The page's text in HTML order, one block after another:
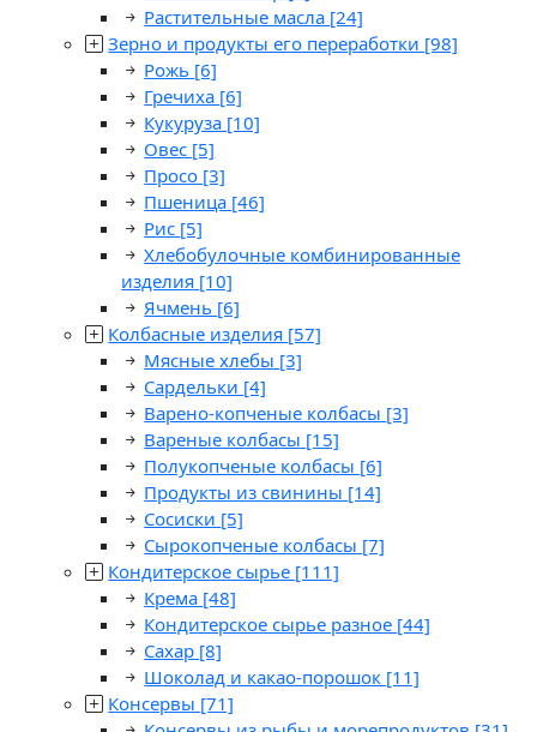
Растительные масла [24]
Зерно и продукты его переработки [98]
Рожь [6]
Гречиха [6]
Кукуруза [10]
Овес [5]
Просо [3]
Пшеница [46]
Рис [5]
Хлебобулочные комбинированные
изделия [10]
Ячмень [6]
Колбасные изделия [57]
Мясные хлебы [3]
Сардельки [4]
Варено-копченые колбасы [3]
Вареные колбасы [15]
Полукопченые колбасы [6]
Продукты из свинины [14]
Сосиски [5]
Сырокопченые колбасы [7]
Кондитерское сырье [111]
Крема [48]
Кондитерское сырье разное [44]
Сахар [8]
Шоколад и какао-порошок [11]
Консервы [71]